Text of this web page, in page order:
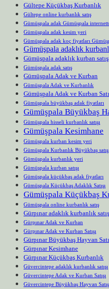
Gültepe Küçükbaş Kurbanlık
Gültepe online kurbanlık satış
Gümüşpala adak Gümüşpala
Gümüşpala adak kesim yeri
Gümüşpala adak koç fiyatları
Gümüşpala adaklık
Gümüşpala adaklık kurban
Gümüşpala adak satış
Gümüşpala Adak ve Kurban
Gümüşpala Adak ve Kurbanlık
Gümüşpala Adak ve Kurban
Gümüşpala büyükbaş adak fiyatları
Gümüşpala Büyükbaş
Gümüşpala hisseli kurbanlık satışı
Gümüşpala Kesimhane
Gümüşpala kurban kesim yeri
Gümüşpala Kurbanlık Büyükbaş
Gümüşpala kurbanlık yeri
Gümüşpala kurban satışı
Gümüşpala küçükbaş adak fiyatları
Gümüşpala Küçükbaş Adaklık Satışı
Gümüşpala Küçükbaş
Gümüşpala online kurbanlık satış
Gürpınar adaklık kurbanlık
Gürpınar Adak ve Kurban
Gürpınar Adak ve Kurban Satışı
Gürpınar Büyükbaş Hayvan
Gürpınar Kesimhane
Gürpınar Küçükbaş Kurbanlık
Güvercintepe adaklık kurbanlık satışı
Güvercintepe Adak ve Kurban Satışı
Güvercintepe Büyükbaş Hayvan